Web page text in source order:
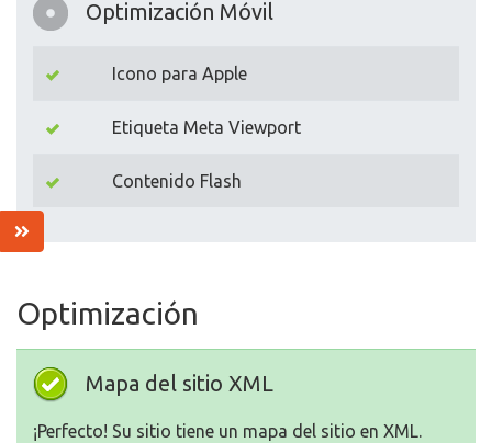
Optimización Móvil
Icono para Apple
Etiqueta Meta Viewport
Contenido Flash
Optimización
Mapa del sitio XML
¡Perfecto! Su sitio tiene un mapa del sitio en XML.